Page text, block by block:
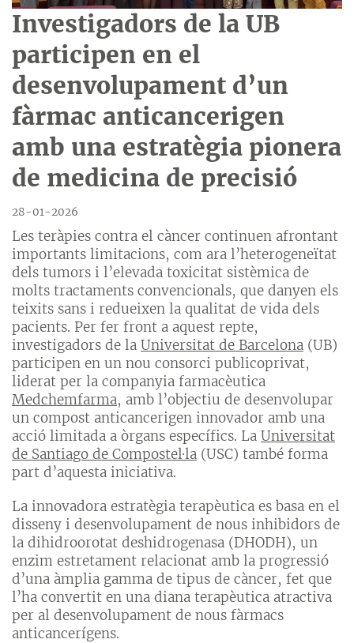
Investigadors de la UB
participen en el
desenvolupament d’un
fàrmac anticancerigen
amb una estratègia pionera
de medicina de precisió
28-01-2026
Les teràpies contra el càncer continuen afrontant
importants limitacions, com ara l’heterogeneïtat
dels tumors i l’elevada toxicitat sistèmica de
molts tractaments convencionals, que danyen els
teixits sans i redueixen la qualitat de vida dels
pacients. Per fer front a aquest repte,
investigadors de la Universitat de Barcelona (UB)
participen en un nou consorci publicoprivat,
liderat per la companyia farmacèutica
Medchemfarma, amb l’objectiu de desenvolupar
un compost anticancerigen innovador amb una
acció limitada a òrgans específics. La Universitat
de Santiago de Compostel·la (USC) també forma
part d’aquesta iniciativa.
La innovadora estratègia terapèutica es basa en el
disseny i desenvolupament de nous inhibidors de
la dihidroorotat deshidrogenasa (DHODH), un
enzim estretament relacionat amb la progressió
d’una àmplia gamma de tipus de càncer, fet que
l’ha convertit en una diana terapèutica atractiva
per al desenvolupament de nous fàrmacs
anticancerígens.